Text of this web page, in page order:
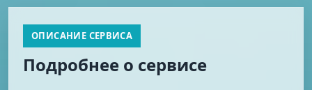
ОПИСАНИЕ СЕРВИСА
Подробнее о сервисе